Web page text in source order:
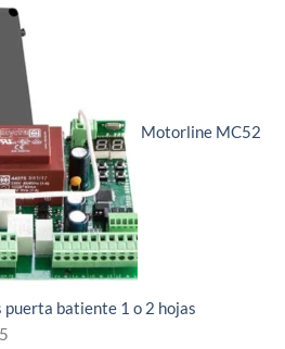
Motorline MC52
batiente 1 o 2 hojas